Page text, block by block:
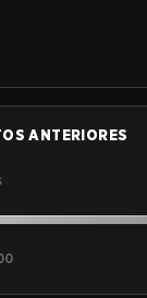
ANTERIORES